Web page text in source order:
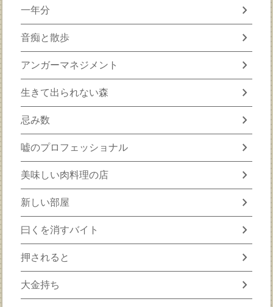
一年分 chevron_right
音痴と散歩 chevron_right
アンガーマネジメント chevron_right
生きて出られない森 chevron_right
忌み数 chevron_right
嘘のプロフェッショナル chevron_right
美味しい肉料理の店 chevron_right
新しい部屋 chevron_right
曰くを消すバイト chevron_right
押されると chevron_right
大金持ち chevron_right